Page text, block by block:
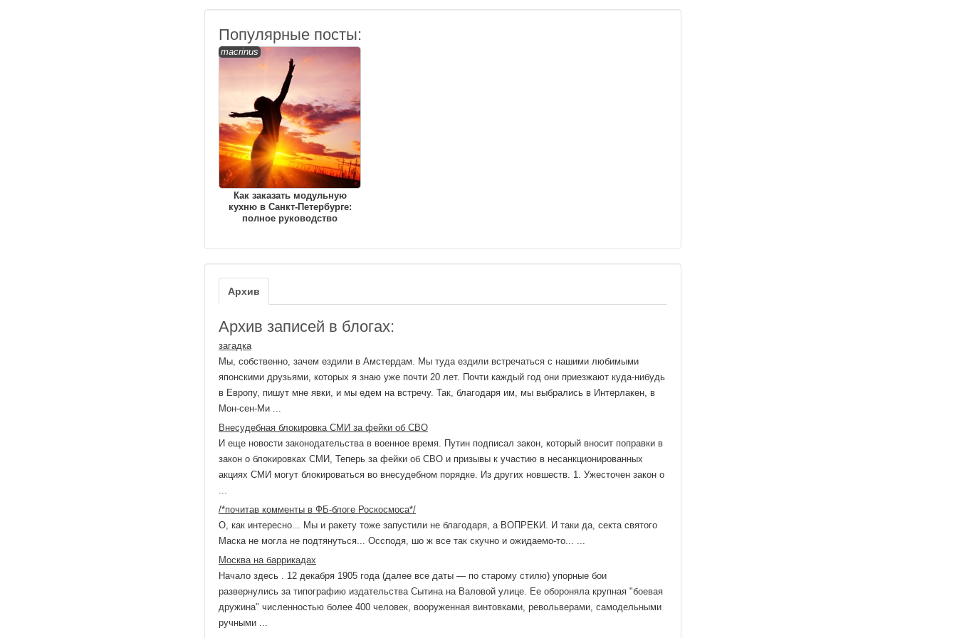
Популярные посты:
macrinus
Как заказать модульную
кухню в Санкт-Петербурге:
полное руководство
Архив
Архив записей в блогах:
загадка
Мы, собственно, зачем ездили в Амстердам. Мы туда ездили встречаться с нашими любимыми
японскими друзьями, которых я знаю уже почти 20 лет. Почти каждый год они приезжают куда-нибудь
в Европу, пишут мне явки, и мы едем на встречу. Так, благодаря им, мы выбрались в Интерлакен, в
Мон-сен-Ми ...
Внесудебная блокировка СМИ за фейки об СВО
И еще новости законодательства в военное время. Путин подписал закон, который вносит поправки в
закон о блокировках СМИ, Теперь за фейки об СВО и призывы к участию в несанкционированных
акциях СМИ могут блокироваться во внесудебном порядке. Из других новшеств. 1. Ужесточен закон о
...
/*почитав комменты в ФБ-блоге Роскосмоса*/
О, как интересно... Мы и ракету тоже запустили не благодаря, а ВОПРЕКИ. И таки да, секта святого
Маска не могла не подтянуться... Оссподя, шо ж все так скучно и ожидаемо-то... ...
Москва на баррикадах
Начало здесь . 12 декабря 1905 года (далее все даты — по старому стилю) упорные бои
развернулись за типографию издательства Сытина на Валовой улице. Ее обороняла крупная "боевая
дружина" численностью более 400 человек, вооруженная винтовками, револьверами, самодельными
ручными ...